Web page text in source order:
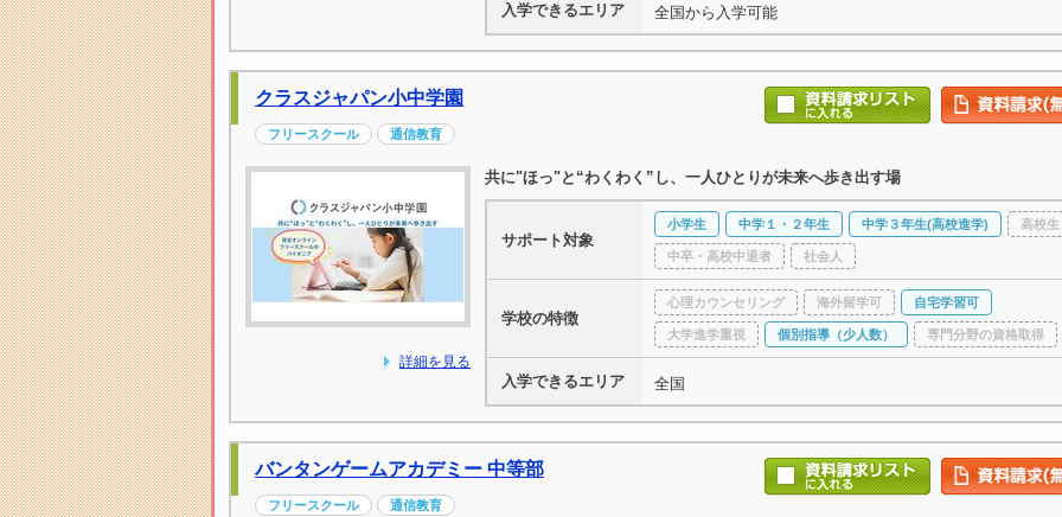
入学できるエリア 全国から入学可能
クラスジャパン小中学園
フリースクール 通信教育
詳細を見る
共に"ほっ"と“わくわく”し、一人ひとりが未来へ歩き出す場
サポート対象
小学生 中学１・２年生 中学３年生(高校進学) 高校生
中卒・高校中退者 社会人
学校の特徴
心理カウンセリング 海外留学可 自宅学習可
大学進学重視 個別指導（少人数） 専門分野の資格取得
入学できるエリア 全国
バンタンゲームアカデミー 中等部
フリースクール 通信教育